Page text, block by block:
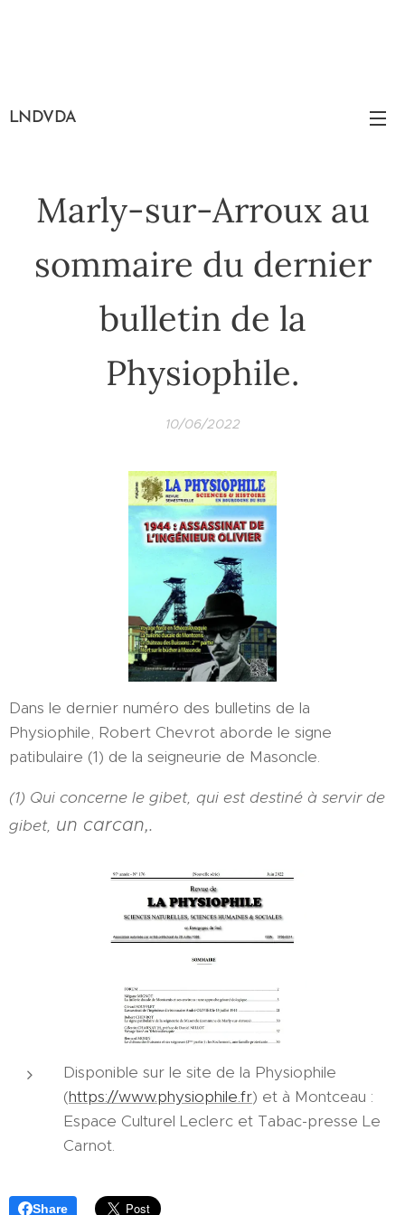
LNDVDA
Marly-sur-Arroux au
sommaire du dernier
bulletin de la
Physiophile.
10/06/2022
Dans le dernier numéro des bulletins de la
Physiophile, Robert Chevrot aborde le signe
patibulaire (1) de la seigneurie de Masoncle.
(1) Qui concerne le gibet, qui est destiné à servir de
gibet, un carcan,.
Disponible sur le site de la Physiophile
(https://www.physiophile.fr) et à Montceau :
Espace Culturel Leclerc et Tabac-presse Le
Carnot.
Share